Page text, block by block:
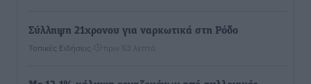
Σύλληψη 21χρονου για ναρκωτικά στη Ρόδο
Τοπικές Ειδήσεις πριν 53 λεπτά